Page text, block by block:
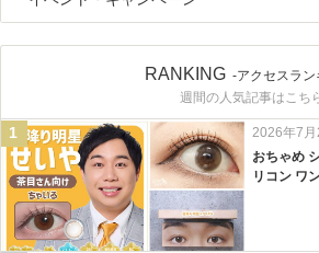
RANKING -アクセスラン
週間の人気記事はこち
1
2026年7月
おちゃめ
リコン ワ